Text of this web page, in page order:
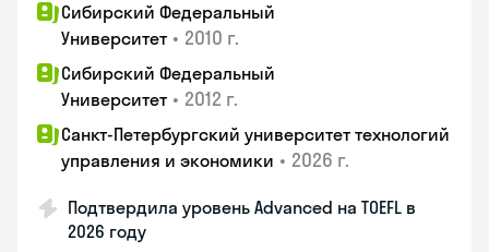
Сибирский Федеральный
Университет • 2010 г.
Сибирский Федеральный
Университет • 2012 г.
Санкт-Петербургский университет технологий
управления и экономики • 2026 г.
Подтвердила уровень Advanced на TOEFL в
2026 году